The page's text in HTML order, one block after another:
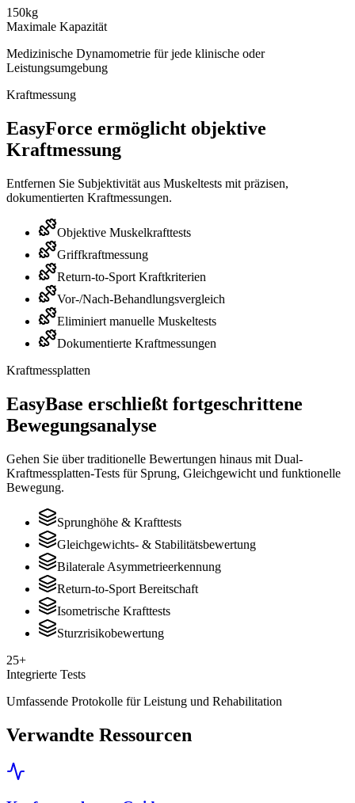
150kg
Maximale Kapazität
Medizinische Dynamometrie für jede klinische oder
Leistungsumgebung
Kraftmessung
EasyForce ermöglicht objektive
Kraftmessung
Entfernen Sie Subjektivität aus Muskeltests mit präzisen,
dokumentierten Kraftmessungen.
Objektive Muskelkrafttests
Griffkraftmessung
Return-to-Sport Kraftkriterien
Vor-/Nach-Behandlungsvergleich
Eliminiert manuelle Muskeltests
Dokumentierte Kraftmessungen
Kraftmessplatten
EasyBase erschließt fortgeschrittene
Bewegungsanalyse
Gehen Sie über traditionelle Bewertungen hinaus mit Dual-
Kraftmessplatten-Tests für Sprung, Gleichgewicht und funktionelle
Bewegung.
Sprunghöhe & Krafttests
Gleichgewichts- & Stabilitätsbewertung
Bilaterale Asymmetrieerkennung
Return-to-Sport Bereitschaft
Isometrische Krafttests
Sturzrisikobewertung
25+
Integrierte Tests
Umfassende Protokolle für Leistung und Rehabilitation
Verwandte Ressourcen